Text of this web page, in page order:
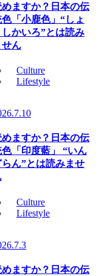
めますか？日本の伝
「小鹿色」“しょ
しかいろ”とは読み
せん
Culture
Lifestyle
めますか？日本の伝
色「印度藍」 “いん
らん”とは読みませ
Culture
Lifestyle
めますか？日本の伝